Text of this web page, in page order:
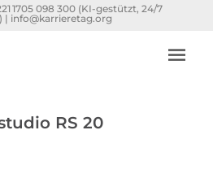
1705 098 300 (KI-gestützt, 24/7
| info@karrieretag.org
RS 20